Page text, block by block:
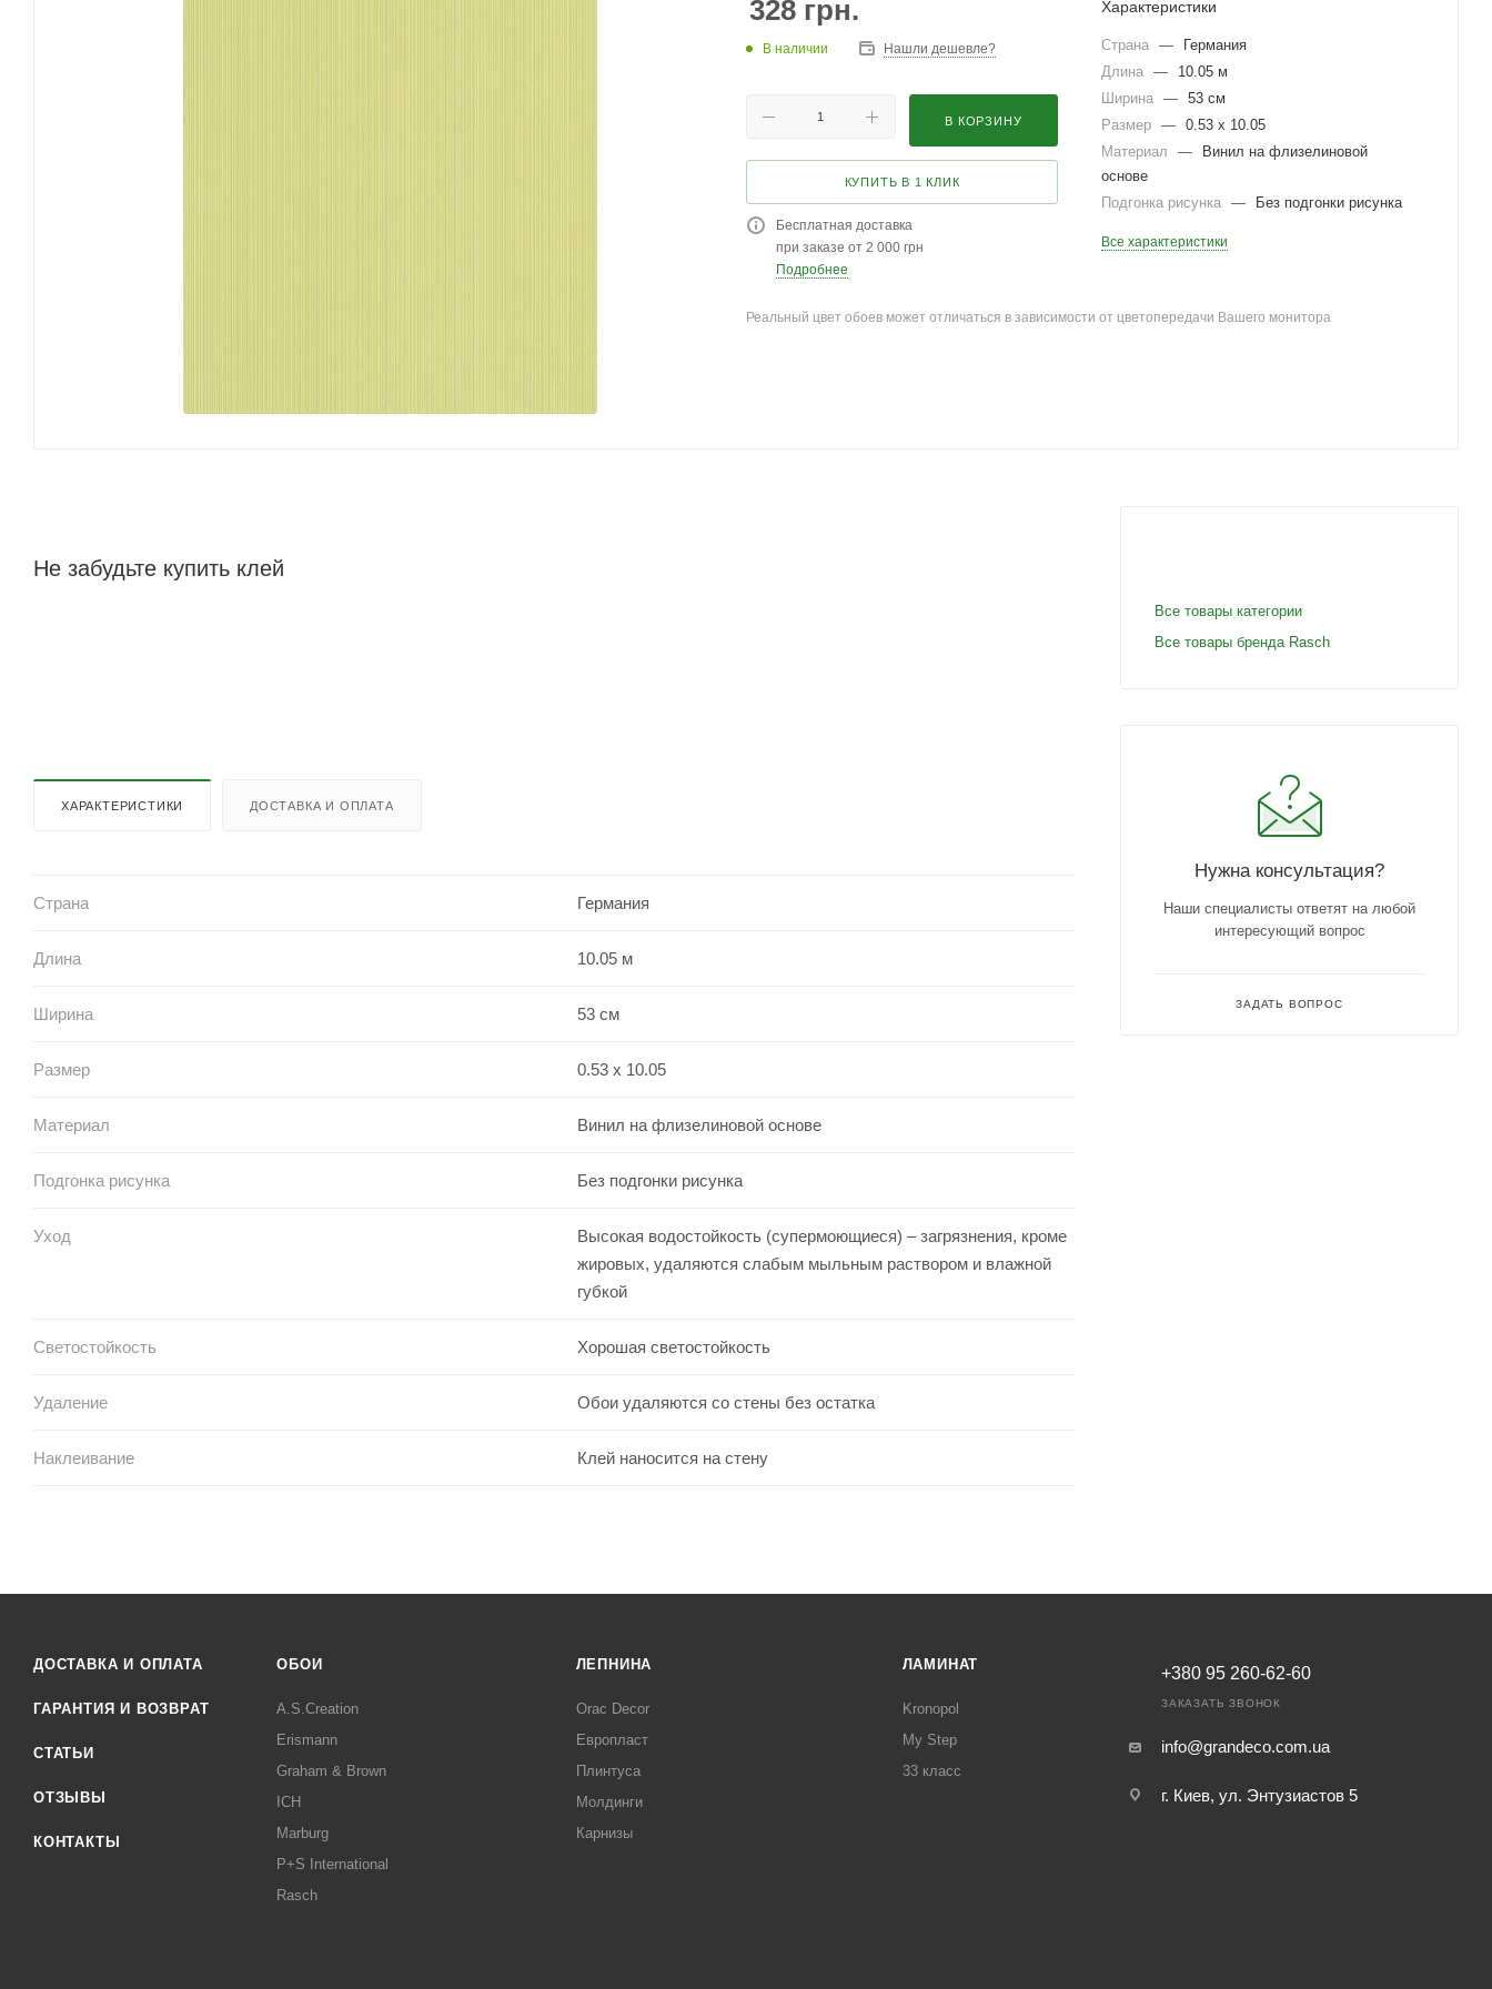
328 грн.
В наличии Нашли дешевле?
В КОРЗИНУ
КУПИТЬ В 1 КЛИК
Бесплатная доставка
при заказе от 2 000 грн
Подробнее
Характеристики
Страна —
Германия
Длина —
10.05 м
Ширина — 53 см
Размер — 0.53 x 10.05
Материал
—
Винил на флизелиновой
основе
Подгонка рисунка — Без подгонки рисунка
Все характеристики
Реальный цвет обоев может отличаться в зависимости от цветопередачи Вашего монитора
Не забудьте купить клей
ХАРАКТЕРИСТИКИ ДОСТАВКА И ОПЛАТА
Страна Германия
Длина 10.05 м
Ширина 53 см
Размер 0.53 x 10.05
Материал Винил на флизелиновой основе
Подгонка рисунка Без подгонки рисунка
Уход
Высокая водостойкость (супермоющиеся) – загрязнения, кроме
жировых, удаляются слабым мыльным раствором и влажной
губкой
Светостойкость Хорошая светостойкость
Удаление Обои удаляются со стены без остатка
Наклеивание Клей наносится на стену
Все товары категории
Все товары бренда Rasch
Нужна консультация?
Наши специалисты ответят на любой
интересующий вопрос
ЗАДАТЬ ВОПРОС
ДОСТАВКА И ОПЛАТА
ГАРАНТИЯ И ВОЗВРАТ
СТАТЬИ
ОТЗЫВЫ
КОНТАКТЫ
ОБОИ
A.S.Creation
Erismann
Graham & Brown
ICH
Marburg
P+S International
Rasch
ЛЕПНИНА
Orac Decor
Европласт
Плинтуса
Молдинги
Карнизы
ЛАМИНАТ
Kronopol
My Step
33 класс
+380 95 260-62-60
ЗАКАЗАТЬ ЗВОНОК
info@grandeco.com.ua
г. Киев, ул. Энтузиастов 5